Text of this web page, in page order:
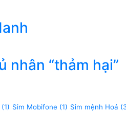
nhân “thảm hại”
(1) Sim Mobifone (1) Sim mệnh Hoả